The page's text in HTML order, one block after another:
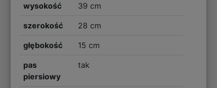
wysokość 39 cm
szerokość 28 cm
głębokość 15 cm
pas
piersiowy
tak